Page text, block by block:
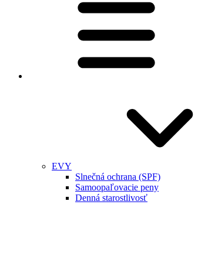
EVY
Slnečná ochrana (SPF)
Samoopaľovacie peny
Denná starostlivosť